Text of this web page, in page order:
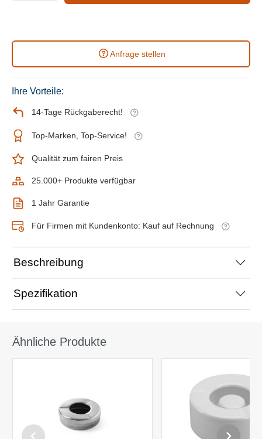
Anfrage stellen
Ihre Vorteile:
14-Tage Rückgaberecht!
Top-Marken, Top-Service!
Qualität zum fairen Preis
25.000+ Produkte verfügbar
1 Jahr Garantie
Für Firmen mit Kundenkonto: Kauf auf Rechnung
Beschreibung
Spezifikation
Ähnliche Produkte